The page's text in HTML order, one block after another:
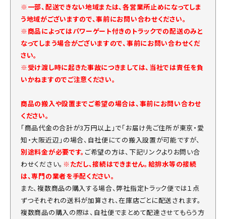
※一部、配送できない地域または、各営業所止めになってしま
う地域がございますので、事前にお問い合わせください。
※商品によってはパワーゲート付きのトラックでの配送のみと
なってしまう場合がございますので、事前にお問い合わせくだ
さい。
※受け渡し時に起きた事故につきましては、当社では責任を負
いかねますのでご注意ください。
商品の搬入や設置までご希望の場合は、事前にお問い合わせ
ください。
「商品代金の合計が3万円以上」で「お届け先ご住所が東京・愛
知・大阪近辺」の場合、自社便にての搬入設置が可能ですが、
別途料金が必要です。 ご希望の方は、下記リンクよりお問い合
わせください。 ※ただし、接続はできません。給排水等の接続
は、専門の業者を手配ください。
また、複数商品の購入する場合、弊社指定トラック便では１点
ずつそれぞれの送料が加算され、在庫店ごとに配送されます。
複数商品の購入の際は、自社便でまとめて配達させてもらう方